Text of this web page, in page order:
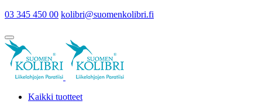
03 345 450 00 kolibri@suomenkolibri.fi
Kaikki tuotteet